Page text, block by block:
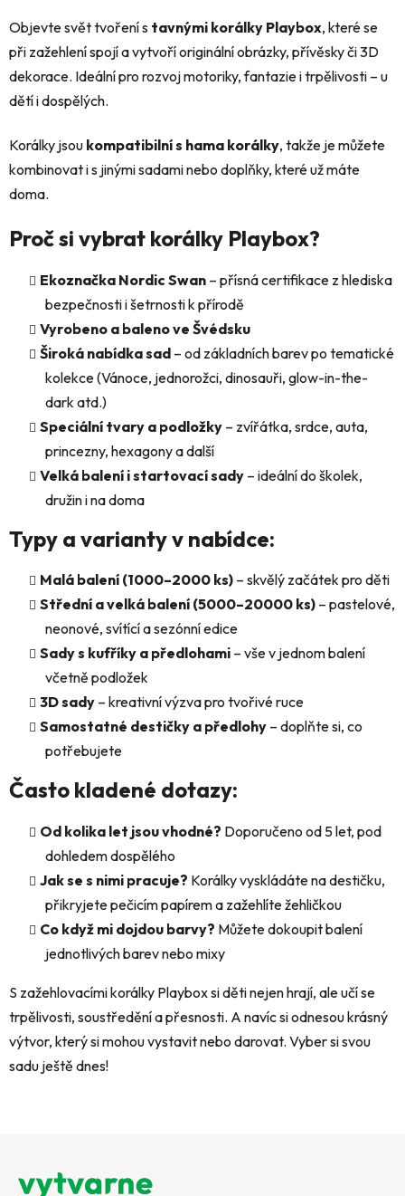
v
y
v
i
s
u
Objevte svět tvoření s tavnými korálky Playbox, které se
při zažehlení spojí a vytvoří originální obrázky, přívěsky či 3D
dekorace. Ideální pro rozvoj motoriky, fantazie i trpělivosti – u
dětí i dospělých.
Korálky jsou kompatibilní s hama korálky, takže je můžete
kombinovat i s jinými sadami nebo doplňky, které už máte
doma.
Proč si vybrat korálky Playbox?
Ekoznačka Nordic Swan – přísná certifikace z hlediska
bezpečnosti i šetrnosti k přírodě
Vyrobeno a baleno ve Švédsku
Široká nabídka sad – od základních barev po tematické
kolekce (Vánoce, jednorožci, dinosauři, glow-in-the-
dark atd.)
Speciální tvary a podložky – zvířátka, srdce, auta,
princezny, hexagony a další
Velká balení i startovací sady – ideální do školek,
družin i na doma
Typy a varianty v nabídce:
Malá balení (1000–2000 ks) – skvělý začátek pro děti
Střední a velká balení (5000–20000 ks) – pastelové,
neonové, svítící a sezónní edice
Sady s kufříky a předlohami – vše v jednom balení
včetně podložek
3D sady – kreativní výzva pro tvořivé ruce
Samostatné destičky a předlohy – doplňte si, co
potřebujete
Často kladené dotazy:
Od kolika let jsou vhodné? Doporučeno od 5 let, pod
dohledem dospělého
Jak se s nimi pracuje? Korálky vyskládáte na destičku,
přikryjete pečicím papírem a zažehlíte žehličkou
Co když mi dojdou barvy? Můžete dokoupit balení
jednotlivých barev nebo mixy
S zažehlovacími korálky Playbox si děti nejen hrají, ale učí se
trpělivosti, soustředění a přesnosti. A navíc si odnesou krásný
výtvor, který si mohou vystavit nebo darovat. Vyber si svou
sadu ještě dnes!